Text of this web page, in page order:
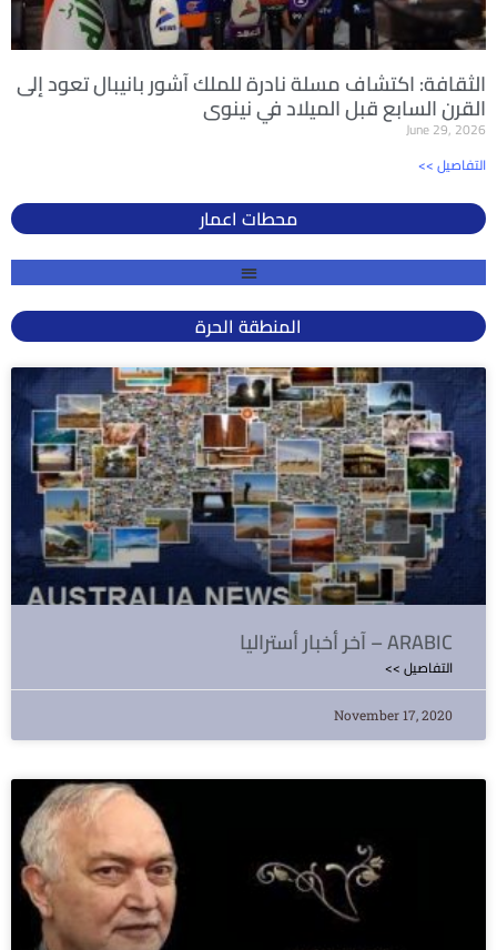
الثقافة: اكتشاف مسلة نادرة للملك آشور بانيبال تعود إلى
القرن السابع قبل الميلاد في نينوى
June 29, 2026
<< التفاصيل
محطات اعمار
المنطقة الحرة
آخر أخبار أستراليا – ARABIC
<< التفاصيل
November 17, 2020